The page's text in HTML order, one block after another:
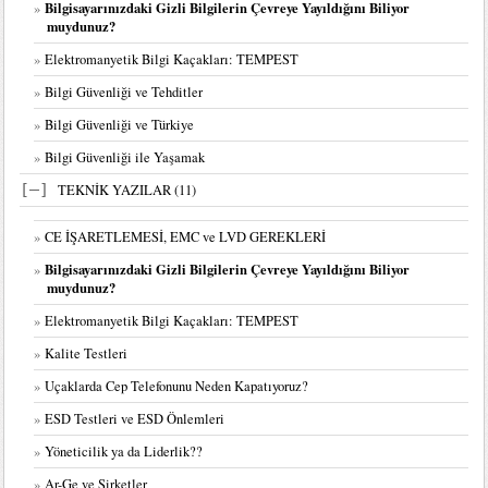
Bilgisayarınızdaki Gizli Bilgilerin Çevreye Yayıldığını Biliyor
muydunuz?
Elektromanyetik Bilgi Kaçakları: TEMPEST
Bilgi Güvenliği ve Tehditler
Bilgi Güvenliği ve Türkiye
Bilgi Güvenliği ile Yaşamak
[—] TEKNİK YAZILAR (11)
CE İŞARETLEMESİ, EMC ve LVD GEREKLERİ
Bilgisayarınızdaki Gizli Bilgilerin Çevreye Yayıldığını Biliyor
muydunuz?
Elektromanyetik Bilgi Kaçakları: TEMPEST
Kalite Testleri
Uçaklarda Cep Telefonunu Neden Kapatıyoruz?
ESD Testleri ve ESD Önlemleri
Yöneticilik ya da Liderlik??
Bölüm I-Teknoloji Yönetimine Giriş